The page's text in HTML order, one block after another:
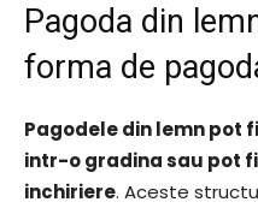
Pagoda din
forma de
Pagodele din lemn pot
intr-o gradina sau pot
inchiriere. Aceste